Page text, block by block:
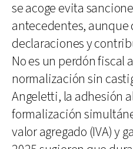
se acoge evita
antecedentes, aunque
declaraciones y
No es un perdón fiscal
normalización sin
Angeletti, la adhesión
formalización
valor agregado (IVA) y